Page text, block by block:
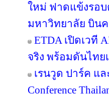
ใหม่ ฟาดแข้งรอ
มหาวิทยาลัย บิน
ETDA เปิดเวที
จริง พร้อมดันไทย
เรนวูด ปาร์ค แ
Conference